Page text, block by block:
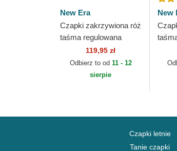
New Era
Czapki zakrzywiona róż
taśma regulowana
9FORTY League
Essential New York
Yankees MLB New Era
119,95 zł
Odbierz to od 11 - 12
sierpie
New
Czapki letnie
Tanie czapki